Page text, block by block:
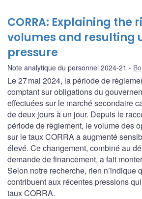
CORRA: Explaining the
volumes and resulting
pressure
Note analytique du personnel 2024-21
Le 27 mai 2024, la période de
comptant sur obligations du
effectuées sur le marché secondaire
de deux jours à un jour. Depuis le
période de règlement, le volume des
sur le taux CORRA a augmenté
élevé. Ce changement, combiné au
demande de financement, a fait
Selon notre recherche, rien n’indique
contribuent aux récentes pressions
taux CORRA.